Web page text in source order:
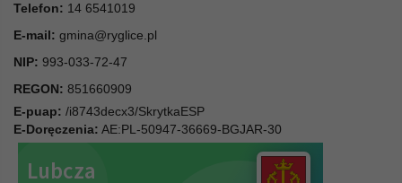
Telefon: 14 6541019
E-mail: gmina@ryglice.pl
NIP: 993-033-72-47
REGON: 851660909
E-puap: /i8743decx3/SkrytkaESP
E-Doręczenia: AE:PL-50947-36669-BGJAR-30